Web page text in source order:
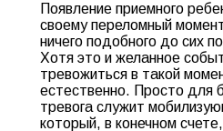
Появление приемного
своему переломный
ничего подобного до сих
Хотя это и желанное
тревожиться в такой
естественно. Просто для
тревога служит
который, в конечном